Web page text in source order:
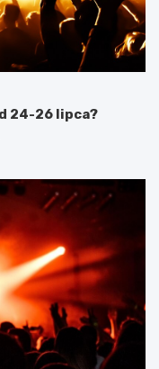
24-26 lipca?